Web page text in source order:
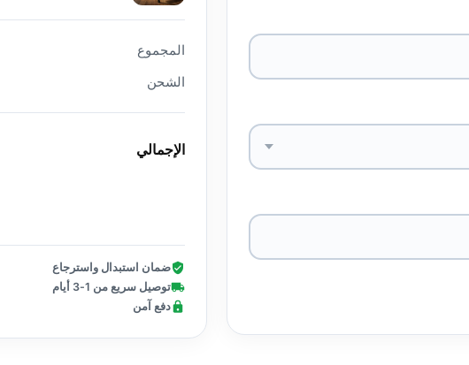
المجموع
الشحن
الإجمالي
ضمان استبدال واسترجاع
توصيل سريع من 1-3 أيام
دفع آمن